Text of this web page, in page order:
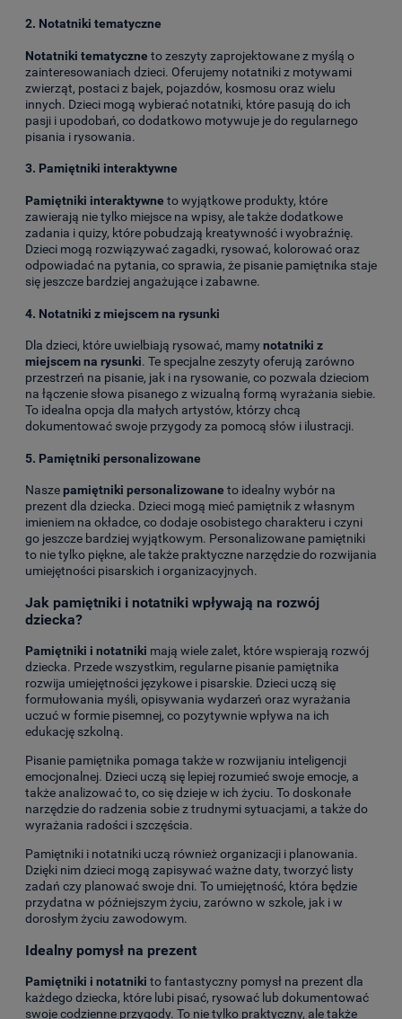
2. Notatniki tematyczne
Notatniki tematyczne to zeszyty zaprojektowane z myślą o
zainteresowaniach dzieci. Oferujemy notatniki z motywami
zwierząt, postaci z bajek, pojazdów, kosmosu oraz wielu
innych. Dzieci mogą wybierać notatniki, które pasują do ich
pasji i upodobań, co dodatkowo motywuje je do regularnego
pisania i rysowania.
3. Pamiętniki interaktywne
Pamiętniki interaktywne to wyjątkowe produkty, które
zawierają nie tylko miejsce na wpisy, ale także dodatkowe
zadania i quizy, które pobudzają kreatywność i wyobraźnię.
Dzieci mogą rozwiązywać zagadki, rysować, kolorować oraz
odpowiadać na pytania, co sprawia, że pisanie pamiętnika staje
się jeszcze bardziej angażujące i zabawne.
4. Notatniki z miejscem na rysunki
Dla dzieci, które uwielbiają rysować, mamynotatniki z
miejscem na rysunki. Te specjalne zeszyty oferują zarówno
przestrzeń na pisanie, jak i na rysowanie, co pozwala dzieciom
na łączenie słowa pisanego z wizualną formą wyrażania siebie.
To idealna opcja dla małych artystów, którzy chcą
dokumentować swoje przygody za pomocą słów i ilustracji.
5. Pamiętniki personalizowane
Naszepamiętniki personalizowane to idealny wybór na
prezent dla dziecka. Dzieci mogą mieć pamiętnik z własnym
imieniem na okładce, co dodaje osobistego charakteru i czyni
go jeszcze bardziej wyjątkowym. Personalizowane pamiętniki
to nie tylko piękne, ale także praktyczne narzędzie do rozwijania
umiejętności pisarskich i organizacyjnych.
Jak pamiętniki i notatniki wpływają na rozwój
dziecka?
Pamiętniki i notatniki mają wiele zalet, które wspierają rozwój
dziecka. Przede wszystkim, regularne pisanie pamiętnika
rozwija umiejętności językowe i pisarskie. Dzieci uczą się
formułowania myśli, opisywania wydarzeń oraz wyrażania
uczuć w formie pisemnej, co pozytywnie wpływa na ich
edukację szkolną.
Pisanie pamiętnika pomaga także w rozwijaniu inteligencji
emocjonalnej. Dzieci uczą się lepiej rozumieć swoje emocje, a
także analizować to, co się dzieje w ich życiu. To doskonałe
narzędzie do radzenia sobie z trudnymi sytuacjami, a także do
wyrażania radości i szczęścia.
Pamiętniki i notatniki uczą również organizacji i planowania.
Dzięki nim dzieci mogą zapisywać ważne daty, tworzyć listy
zadań czy planować swoje dni. To umiejętność, która będzie
przydatna w późniejszym życiu, zarówno w szkole, jak i w
dorosłym życiu zawodowym.
Idealny pomysł na prezent
Pamiętniki i notatniki to fantastyczny pomysł na prezent dla
każdego dziecka, które lubi pisać, rysować lub dokumentować
swoje codzienne przygody. To nie tylko praktyczny, ale także